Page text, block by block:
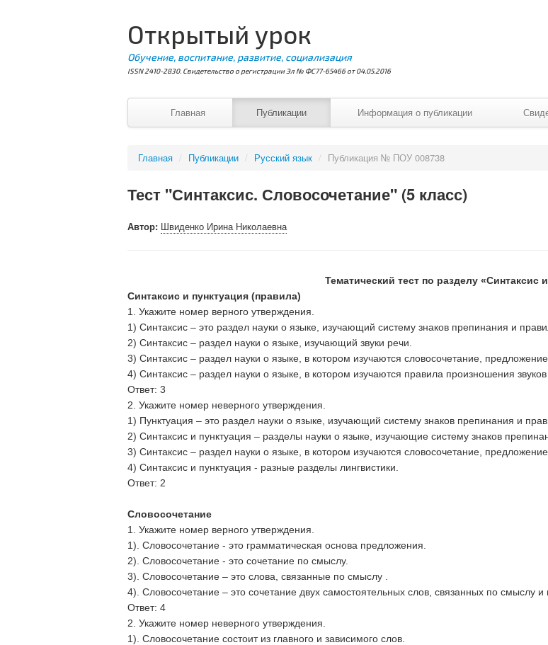
Открытый урок
Обучение, воспитание, развитие, социализация
ISSN 2410-2830. Свидетельство о регистрации Эл № ФС77-65466 от 04.05.2016
Главная Публикации Информация о публикации
Главная / Публикации / Русский язык / Публикация № ПОУ 008738
Тест "Синтаксис. Словосочетание" (5 класс)
Автор: Швиденко Ирина Николаевна
Тематический тест по разделу «Синтаксис
Синтаксис и пунктуация (правила)
1. Укажите номер верного утверждения.
1) Синтаксис – это раздел науки о языке, изучающий систему знаков препинания и
2) Синтаксис – раздел науки о языке, изучающий звуки речи.
3) Синтаксис – раздел науки о языке, в котором изучаются словосочетание,
4) Синтаксис – раздел науки о языке, в котором изучаются правила произношения
Ответ: 3
2. Укажите номер неверного утверждения.
1) Пунктуация – это раздел науки о языке, изучающий систему знаков препинания и
2) Синтаксис и пунктуация – разделы науки о языке, изучающие систему знаков
3) Синтаксис – раздел науки о языке, в котором изучаются словосочетание,
4) Синтаксис и пунктуация - разные разделы лингвистики.
Ответ: 2
Словосочетание
1. Укажите номер верного утверждения.
1). Словосочетание - это грамматическая основа предложения.
2). Словосочетание - это сочетание по смыслу.
3). Словосочетание – это слова, связанные по смыслу .
4). Словосочетание – это сочетание двух самостоятельных слов, связанных по смыслу и
Ответ: 4
2. Укажите номер неверного утверждения.
1). Словосочетание состоит из главного и зависимого слов.